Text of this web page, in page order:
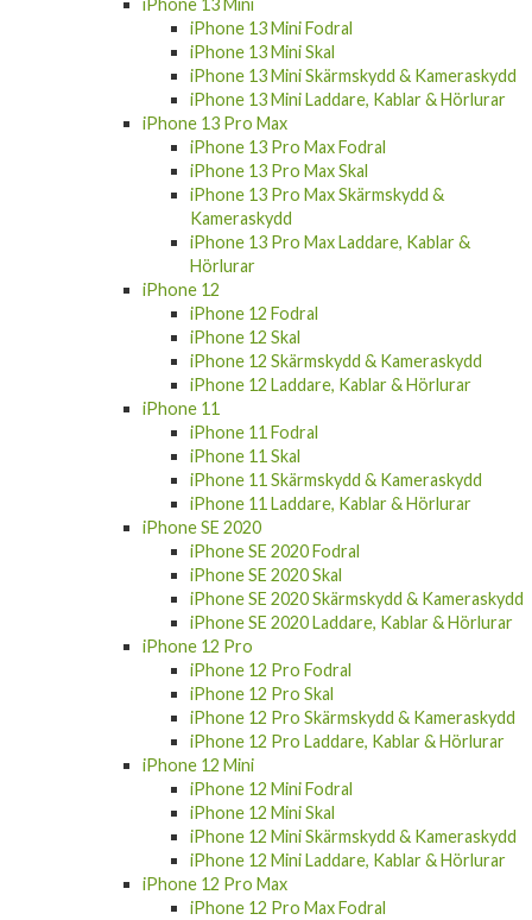
iPhone 13 Mini Fodral
iPhone 13 Mini Skal
iPhone 13 Mini Skärmskydd & Kameraskydd
iPhone 13 Mini Laddare, Kablar & Hörlurar
iPhone 13 Pro Max
iPhone 13 Pro Max Fodral
iPhone 13 Pro Max Skal
iPhone 13 Pro Max Skärmskydd &
Kameraskydd
iPhone 13 Pro Max Laddare, Kablar &
Hörlurar
iPhone 12
iPhone 12 Fodral
iPhone 12 Skal
iPhone 12 Skärmskydd & Kameraskydd
iPhone 12 Laddare, Kablar & Hörlurar
iPhone 11
iPhone 11 Fodral
iPhone 11 Skal
iPhone 11 Skärmskydd & Kameraskydd
iPhone 11 Laddare, Kablar & Hörlurar
iPhone SE 2020
iPhone SE 2020 Fodral
iPhone SE 2020 Skal
iPhone SE 2020 Skärmskydd & Kameraskydd
iPhone SE 2020 Laddare, Kablar & Hörlurar
iPhone 12 Pro
iPhone 12 Pro Fodral
iPhone 12 Pro Skal
iPhone 12 Pro Skärmskydd & Kameraskydd
iPhone 12 Pro Laddare, Kablar & Hörlurar
iPhone 12 Mini
iPhone 12 Mini Fodral
iPhone 12 Mini Skal
iPhone 12 Mini Skärmskydd & Kameraskydd
iPhone 12 Mini Laddare, Kablar & Hörlurar
iPhone 12 Pro Max
iPhone 12 Pro Max Fodral
iPhone 12 Pro Max Skal